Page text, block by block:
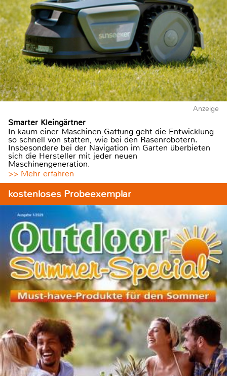
Anzeige
Smarter Kleingärtner
In kaum einer Maschinen-Gattung geht die Entwicklung
so schnell von statten, wie bei den Rasenrobotern.
Insbesondere bei der Navigation im Garten überbieten
sich die Hersteller mit jeder neuen
Maschinengeneration.
>> Mehr erfahren
kostenloses Probeexemplar